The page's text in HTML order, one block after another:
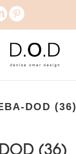
DOD (36)
(36)